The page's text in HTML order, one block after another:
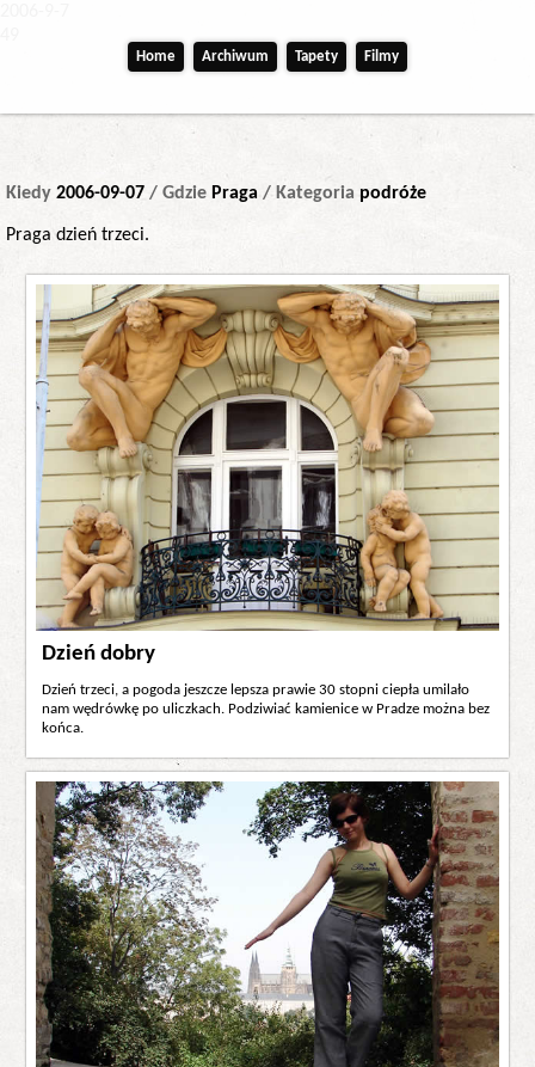
Home Archiwum Tapety Filmy
Kiedy 2006-09-07 / Gdzie Praga/ Kategoria podróże
Praga dzień trzeci.
Dzień dobry
Dzień trzeci, a pogoda jeszcze lepsza prawie 30 stopni ciepła umilało
nam wędrówkę po uliczkach. Podziwiać kamienice w Pradze można bez
końca.